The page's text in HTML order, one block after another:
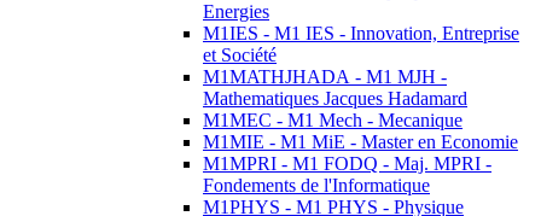
Energies
M1IES - M1 IES - Innovation, Entreprise
et Société
M1MATHJHADA - M1 MJH -
Mathematiques Jacques Hadamard
M1MEC - M1 Mech - Mecanique
M1MIE - M1 MiE - Master en Economie
M1MPRI - M1 FODQ - Maj. MPRI -
Fondements de l'Informatique
M1PHYS - M1 PHYS - Physique